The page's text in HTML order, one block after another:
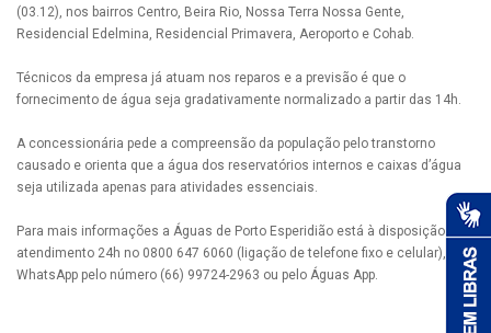
(03.12), nos bairros Centro, Beira Rio, Nossa Terra Nossa Gente,
Residencial Edelmina, Residencial Primavera, Aeroporto e Cohab.
Técnicos da empresa já atuam nos reparos e a previsão é que o
fornecimento de água seja gradativamente normalizado a partir das 14h.
A concessionária pede a compreensão da população pelo transtorno
causado e orienta que a água dos reservatórios internos e caixas d’água
seja utilizada apenas para atividades essenciais.
Para mais informações a Águas de Porto Esperidião está à disposição pelo
atendimento 24h no 0800 647 6060 (ligação de telefone fixo e celular), via
WhatsApp pelo número (66) 99724-2963 ou pelo Águas App.